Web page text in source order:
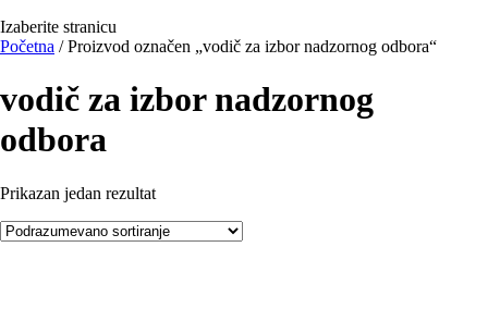
Izaberite stranicu
Početna / Proizvod označen „vodič za izbor nadzornog odbora“
vodič za izbor nadzornog
odbora
Prikazan jedan rezultat